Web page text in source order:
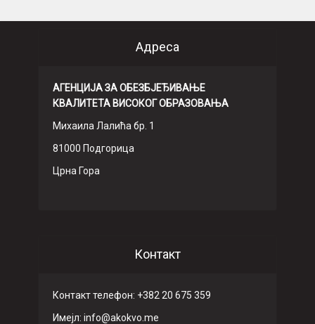
Адреса
АГЕНЦИЈА ЗА ОБЕЗБЈЕЂИВАЊЕ
КВАЛИТЕТА ВИСОКОГ ОБРАЗОВАЊА
Михаила Лалића бр. 1
81000 Подгорица
Црна Гора
Контакт
Контакт телефон: +382 20 675 359
Имeјл: info@akokvo.me